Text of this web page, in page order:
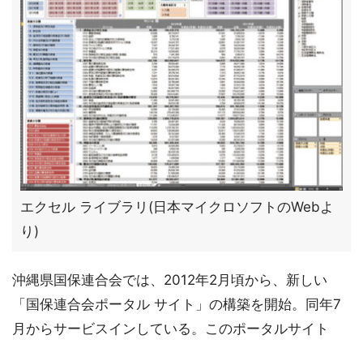
エクセル ライブラリ(日本マイクロソフトのWebよ
り)
沖縄県国保連合会では、2012年2月頃から、新しい
「国保連合会ポータル サイト」の構築を開始。同年7
月からサービスインしている。このポータルサイト